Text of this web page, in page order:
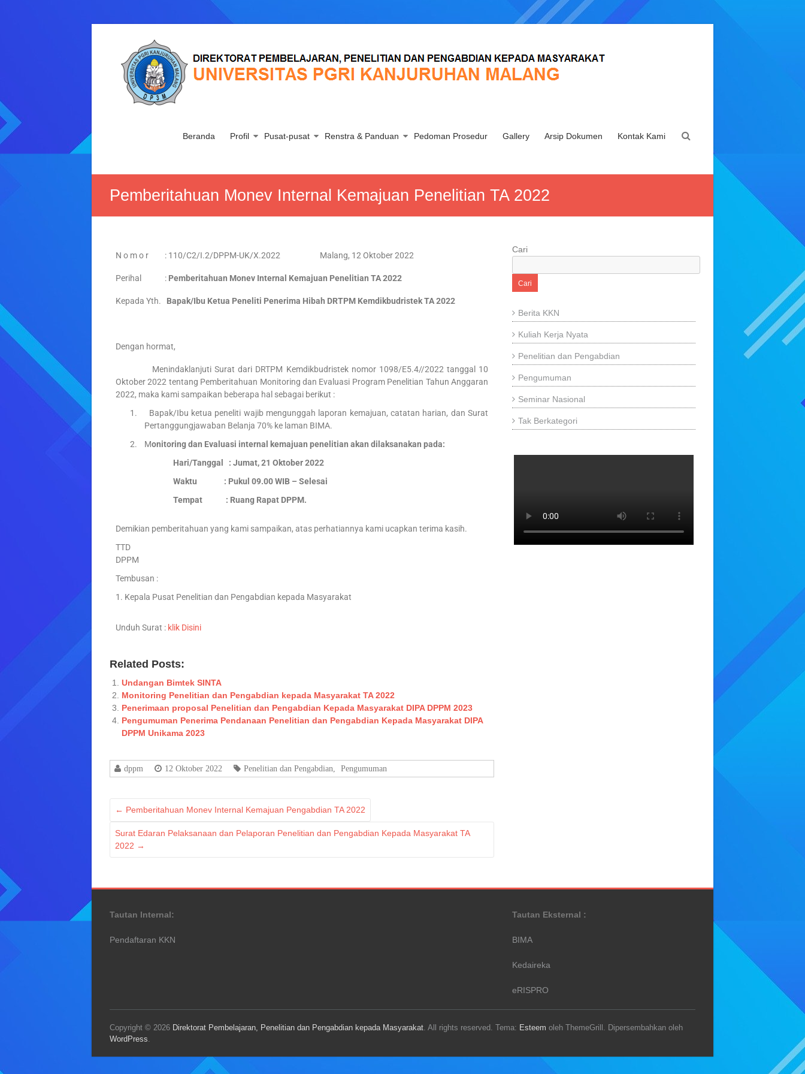
Beranda Profil Pusat-pusat Renstra & Panduan Pedoman Prosedur Gallery Arsip Dokumen Kontak Kami
Pemberitahuan Monev Internal Kemajuan Penelitian TA 2022
N o m o r : 110/C2/I.2/DPPM-UK/X.2022 Malang, 12 Oktober 2022
Perihal : Pemberitahuan Monev Internal Kemajuan Penelitian TA 2022
Kepada Yth. Bapak/Ibu Ketua Peneliti Penerima Hibah DRTPM Kemdikbudristek TA 2022
Dengan hormat,
Menindaklanjuti Surat dari DRTPM Kemdikbudristek nomor 1098/E5.4//2022 tanggal 10
Oktober 2022 tentang Pemberitahuan Monitoring dan Evaluasi Program Penelitian Tahun Anggaran
2022, maka kami sampaikan beberapa hal sebagai berikut :
1.
Bapak/Ibu ketua peneliti wajib mengunggah laporan kemajuan, catatan harian, dan Surat
Pertanggungjawaban Belanja 70% ke laman BIMA.
2.
Monitoring dan Evaluasi internal kemajuan penelitian akan dilaksanakan pada:
Hari/Tanggal : Jumat, 21 Oktober 2022
Waktu : Pukul 09.00 WIB – Selesai
Tempat : Ruang Rapat DPPM.
Demikian pemberitahuan yang kami sampaikan, atas perhatiannya kami ucapkan terima kasih.
TTD
DPPM
Tembusan :
1. Kepala Pusat Penelitian dan Pengabdian kepada Masyarakat
Unduh Surat : klik Disini
Related Posts:
Undangan Bimtek SINTA
Monitoring Penelitian dan Pengabdian kepada Masyarakat TA 2022
Penerimaan proposal Penelitian dan Pengabdian Kepada Masyarakat DIPA DPPM 2023
Pengumuman Penerima Pendanaan Penelitian dan Pengabdian Kepada Masyarakat DIPA
DPPM Unikama 2023
dppm 12 Oktober 2022 Penelitian dan Pengabdian Pengumuman
← Pemberitahuan Monev Internal Kemajuan Pengabdian TA 2022
Surat Edaran Pelaksanaan dan Pelaporan Penelitian dan Pengabdian Kepada Masyarakat TA
2022 →
Cari
Cari
Berita KKN
Kuliah Kerja Nyata
Penelitian dan Pengabdian
Pengumuman
Seminar Nasional
Tak Berkategori
Tautan Internal:
Pendaftaran KKN
Tautan Eksternal :
BIMA
Kedaireka
eRISPRO
Copyright © 2026 Direktorat Pembelajaran, Penelitian dan Pengabdian kepada Masyarakat. All rights reserved. Tema: Esteem oleh ThemeGrill. Dipersembahkan oleh
WordPress.